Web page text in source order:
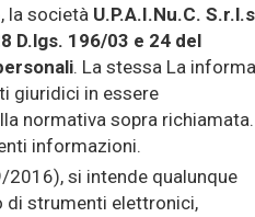
la società U.P.A.I.Nu.C.
D.lgs. 196/03 e 24 del
. La stessa La informa
giuridici in essere
normativa sopra
informazioni.
2016), si intende qualunque
di strumenti elettronici,